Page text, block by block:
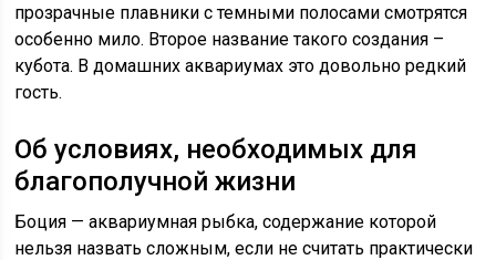
прозрачные плавники с темными полосами смотрятся
особенно мило. Второе название такого создания –
кубота. В домашних аквариумах это довольно редкий
гость.
Об условиях, необходимых для
благополучной жизни
Боция — аквариумная рыбка, содержание которой
нельзя назвать сложным, если не считать практически